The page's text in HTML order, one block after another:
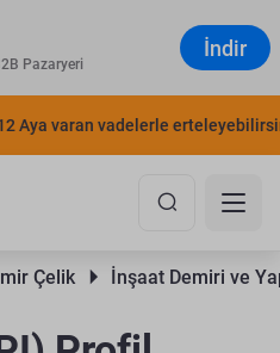
Pazaryeri
İndir
varan vadelerle erteleyebilirsiniz.
Çelik İnşaat Demiri ve